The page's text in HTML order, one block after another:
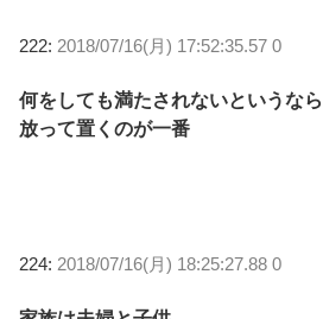
222: 2018/07/16(月) 17:52:35.57 0
何をしても満たされないというなら
放って置くのが一番
224: 2018/07/16(月) 18:25:27.88 0